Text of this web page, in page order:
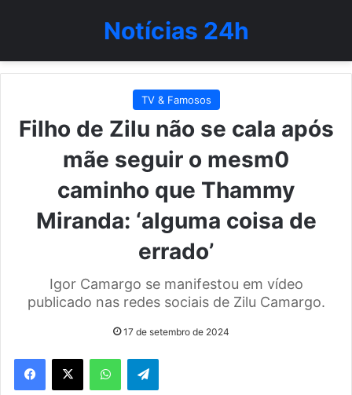
Notícias 24h
TV & Famosos
Filho de Zilu não se cala após
mãe seguir o mesm0
caminho que Thammy
Miranda: ‘alguma coisa de
errado’
Igor Camargo se manifestou em vídeo
publicado nas redes sociais de Zilu Camargo.
17 de setembro de 2024
WhatsAppTelegram